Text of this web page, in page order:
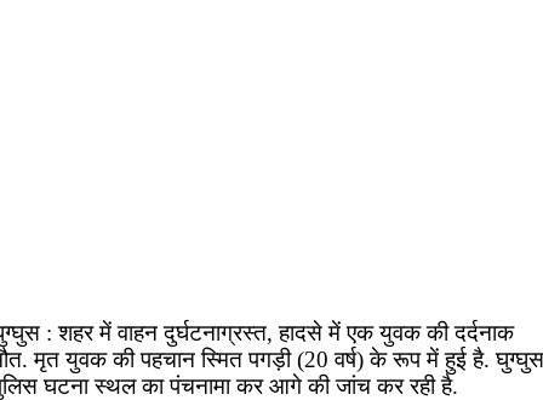
: शहर में वाहन दुर्घटनाग्रस्त, हादसे में एक युवक की दर्दनाक
मृत युवक की पहचान स्मित पगड़ी (20 वर्ष) के रूप में हुई है. घुग्घुस
घटना स्थल का पंचनामा कर आगे की जांच कर रही है.